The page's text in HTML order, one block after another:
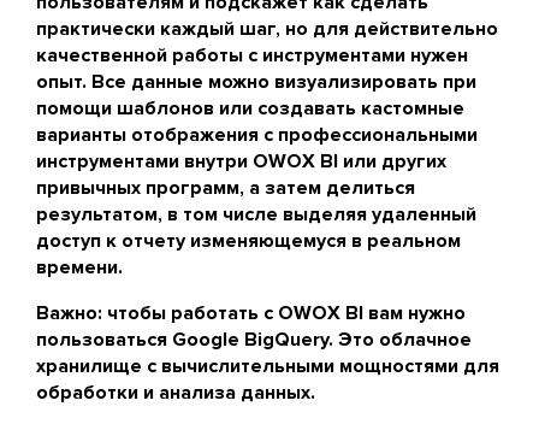
практически каждый шаг, но для действительно
качественной работы с инструментами нужен
опыт. Все данные можно визуализировать при
помощи шаблонов или создавать кастомные
варианты отображения с профессиональными
инструментами внутри OWOX BI или других
привычных программ, а затем делиться
результатом, в том числе выделяя удаленный
доступ к отчету изменяющемуся в реальном
времени.
Важно: чтобы работать с OWOX BI вам нужно
пользоваться Google BigQuery. Это облачное
хранилище с вычислительными мощностями для
обработки и анализа данных.